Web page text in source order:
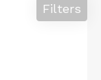
Filters